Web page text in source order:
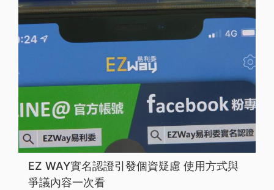
EZ WAY實名認證引發個資疑慮 使用方式與
爭議內容一次看